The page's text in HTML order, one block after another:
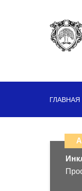
ГЛАВНАЯ